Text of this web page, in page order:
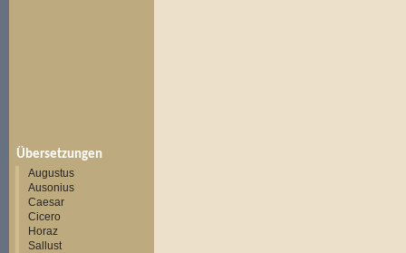
Übersetzungen
Augustus
Ausonius
Caesar
Cicero
Horaz
Sallust